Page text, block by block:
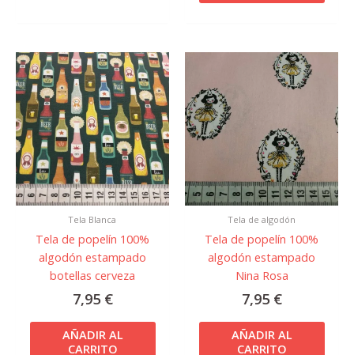
Tela Blanca
Tela de popelín 100%
algodón estampado
botellas cerveza
7,95 €
AÑADIR AL
CARRITO
Tela de algodón
Tela de popelín 100%
algodón estampado
Nina Rosa
7,95 €
AÑADIR AL
CARRITO